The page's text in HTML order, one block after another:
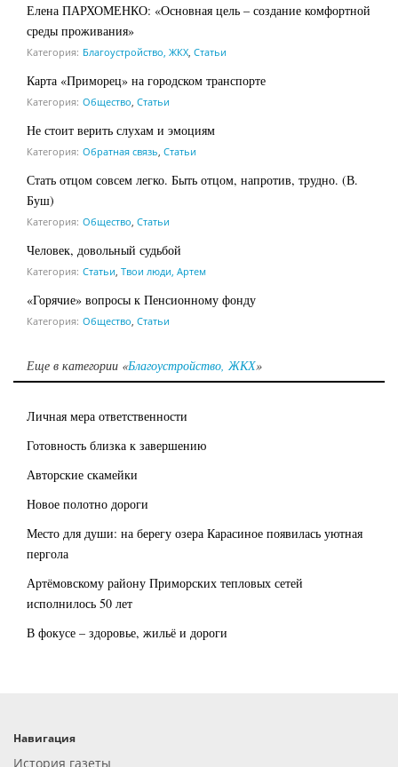
Елена ПАРХОМЕНКО: «Основная цель – создание комфортной
среды проживания»
Категория: Благоустройство, ЖКХ Статьи
Карта «Приморец» на городском транспорте
Категория: Общество Статьи
Не стоит верить слухам и эмоциям
Категория: Обратная связь Статьи
Стать отцом совсем легко. Быть отцом, напротив, трудно. (В.
Буш)
Категория: Общество Статьи
Человек, довольный судьбой
Категория: Статьи Твои люди, Артем
«Горячие» вопросы к Пенсионному фонду
Категория: Общество Статьи
Еще в категории «Благоустройство, ЖКХ»
Личная мера ответственности
Готовность близка к завершению
Авторские скамейки
Новое полотно дороги
Место для души: на берегу озера Карасиное появилась уютная
пергола
Артёмовскому району Приморских тепловых сетей
исполнилось 50 лет
В фокусе – здоровье, жильё и дороги
Навигация
История газеты